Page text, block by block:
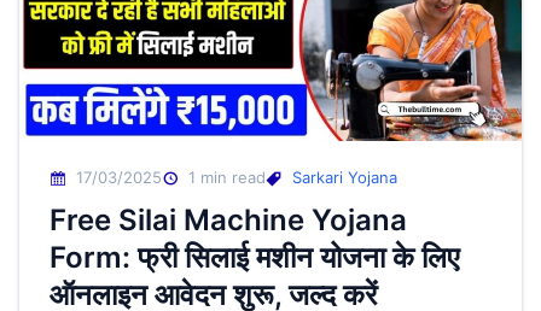
17/03/2025 1 min read Sarkari Yojana
Free Silai Machine Yojana
Form: फ्री सिलाई मशीन योजना के लिए
ऑनलाइन आवेदन शुरू, जल्द करें